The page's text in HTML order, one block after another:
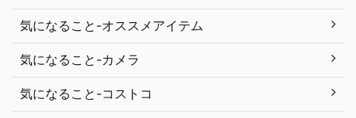
気になること-オススメアイテム
気になること-カメラ
気になること-コストコ